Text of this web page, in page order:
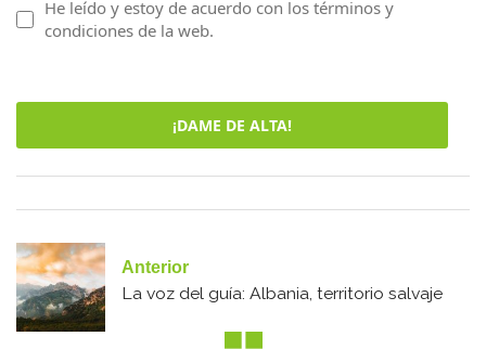
He leído y estoy de acuerdo con los términos y
condiciones de la web.
¡DAME DE ALTA!
Anterior
La voz del guía: Albania, territorio salvaje